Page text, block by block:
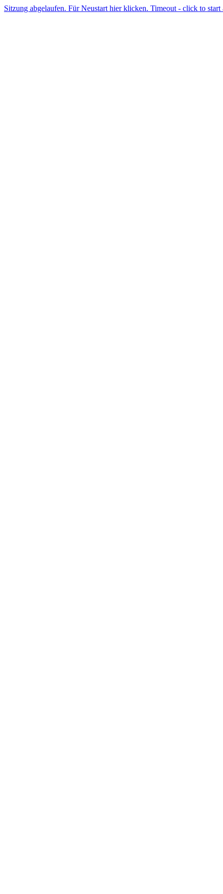
Sitzung abgelaufen. Für Neustart hier klicken. Timeout - click to start